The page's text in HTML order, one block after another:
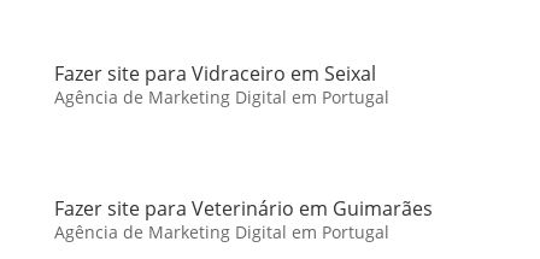
Fazer site para Vidraceiro em Seixal
Agência de Marketing Digital em Portugal
Fazer site para Veterinário em Guimarães
Agência de Marketing Digital em Portugal